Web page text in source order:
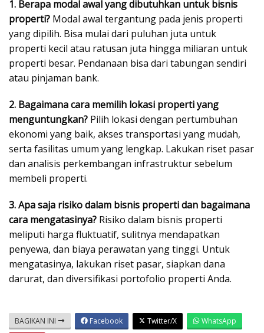
1. Berapa modal awal yang dibutuhkan untuk bisnis
properti? Modal awal tergantung pada jenis properti
yang dipilih. Bisa mulai dari puluhan juta untuk
properti kecil atau ratusan juta hingga miliaran untuk
properti besar. Pendanaan bisa dari tabungan sendiri
atau pinjaman bank.
2. Bagaimana cara memilih lokasi properti yang
menguntungkan? Pilih lokasi dengan pertumbuhan
ekonomi yang baik, akses transportasi yang mudah,
serta fasilitas umum yang lengkap. Lakukan riset pasar
dan analisis perkembangan infrastruktur sebelum
membeli properti.
3. Apa saja risiko dalam bisnis properti dan bagaimana
cara mengatasinya? Risiko dalam bisnis properti
meliputi harga fluktuatif, sulitnya mendapatkan
penyewa, dan biaya perawatan yang tinggi. Untuk
mengatasinya, lakukan riset pasar, siapkan dana
darurat, dan diversifikasi portofolio properti Anda.
BAGIKAN INI Facebook Twitter/X WhatsApp